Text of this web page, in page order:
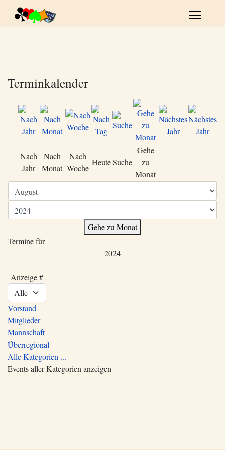
Terminkalender
Nach
Jahr
Nach
Monat
Nach
Woche
HeuteSuche
Gehe
zu
Monat
Gehe zu Monat
Termine für
2024
Limite der Paginierungsliste
Anzeige #
Vorstand
Mitglieder
Mannschaft
Überregional
Alle Kategorien ...
Events aller Kategorien anzeigen